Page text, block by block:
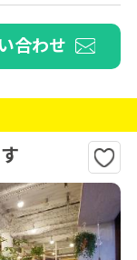
合わせ